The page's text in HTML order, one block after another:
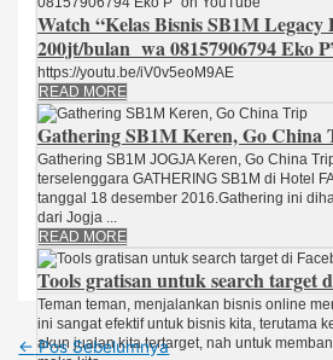
Watch “Kelas Bisnis SB1M Legacy
200jt/bulan wa 08157906794 Eko
https://youtu.be/iV0v5eoM9AE
READ MORE
Gathering SB1M Keren, Go China
Gathering SB1M JOGJA Keren, Go China
terselenggara GATHERING SB1M di Hotel
tanggal 18 desember 2016.Gathering ini
dari Jogja ...
READ MORE
Tools gratisan untuk search target
Teman teman, menjalankan bisnis online
ini sangat efektif untuk bisnis kita, terutama
akun jualan kita tertarget, nah untuk
← Pos Sebelumnya